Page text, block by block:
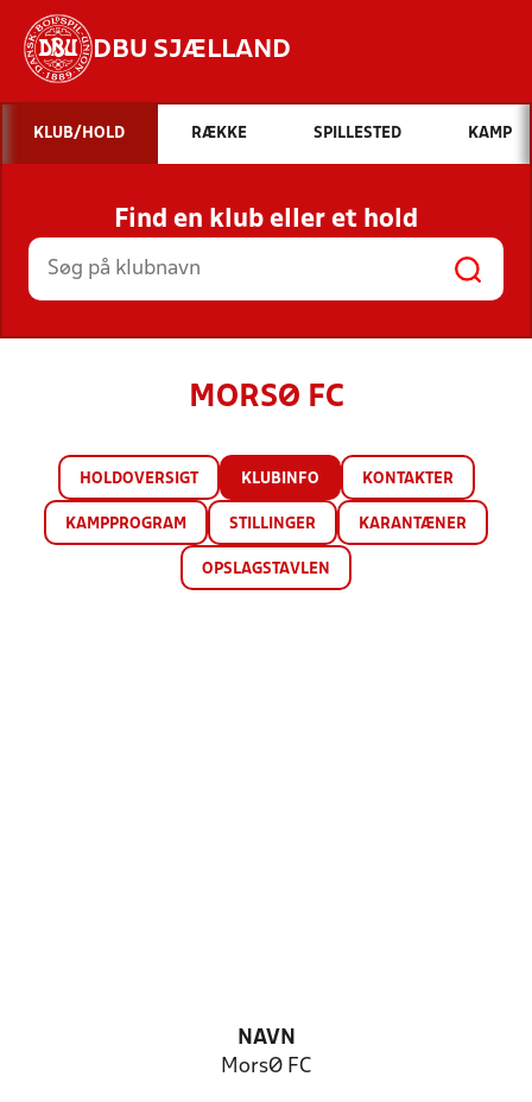
DBU SJÆLLAND
Hvad vil du søge efter?
INDHOLD OG NYHEDER
STILLINGER, RESULTATER, KLUBBER OG
HOLD
KLUB/HOLD RÆKKE SPILLESTED KAMP
Find en klub eller et hold
MORSØ FC
HOLDOVERSIGT KLUBINFO KONTAKTER
KAMPPROGRAM STILLINGER KARANTÆNER
OPSLAGSTAVLEN
NAVN
MorsØ FC